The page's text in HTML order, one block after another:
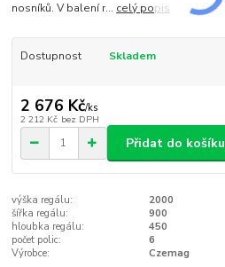
nosníků. V balení r... celý popis
Dostupnost Skladem
2 676 Kč/ks
2 212 Kč bez DPH
Přidat do košíku
výška regálu:
2000
šířka regálu:
900
hloubka regálu:
450
počet polic:
6
Výrobce:
Czemag